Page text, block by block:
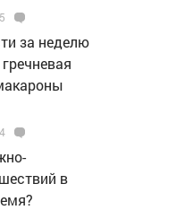
за неделю
в